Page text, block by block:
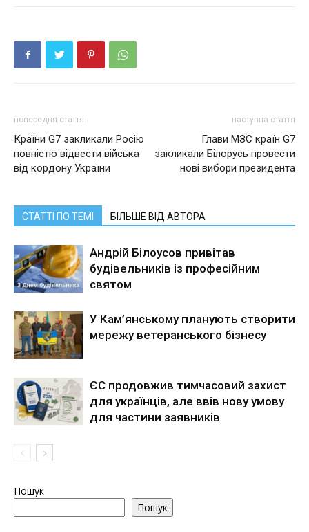
попередня стаття
Країни G7 закликали Росію
повністю відвести війська
від кордону України
наступна стаття
Глави МЗС країн G7
закликали Білорусь провести
нові вибори президента
СТАТТІ ПО ТЕМІ БІЛЬШЕ ВІД АВТОРА
Андрій Білоусов привітав
будівельників із професійним
святом
У Кам’янському планують створити
мережу ветеранського бізнесу
ЄС продовжив тимчасовий захист
для українців, але ввів нову умову
для частини заявників
Пошук
Пошук